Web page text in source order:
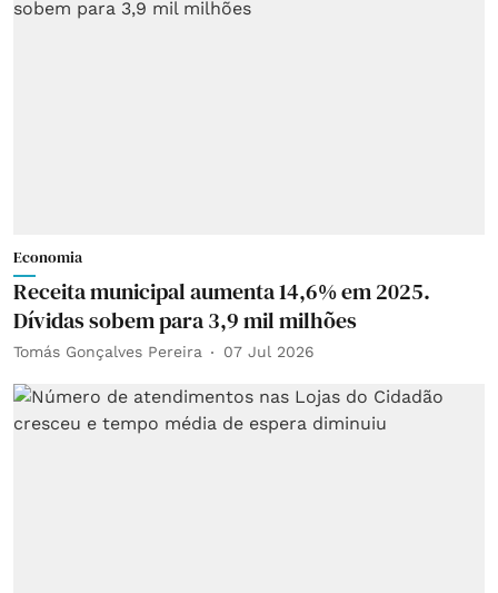
Economia
Receita municipal aumenta 14,6% em 2025.
Dívidas sobem para 3,9 mil milhões
Tomás Gonçalves Pereira 07 Jul 2026